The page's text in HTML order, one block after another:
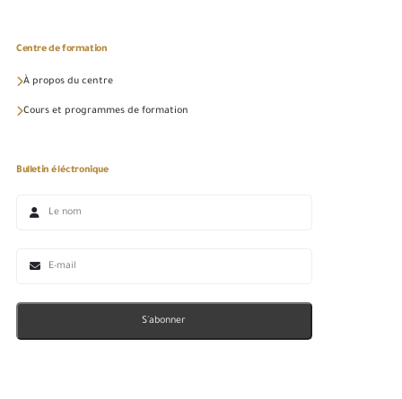
Centre de formation
À propos du centre
Cours et programmes de formation
Bulletin éléctronique
S'abonner